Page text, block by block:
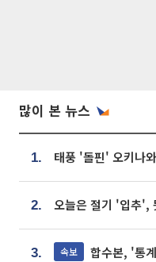
많이 본 뉴스
1.
2. 오늘은 절기 '입추',
3. 속보 합수본, '통계 조작'